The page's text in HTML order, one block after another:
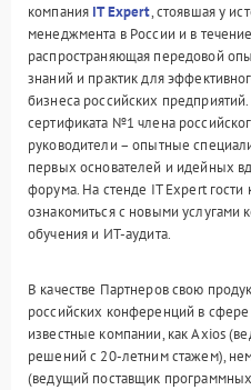
компания IT Expert, стоявшая у
менеджмента в России и в
распространяющая передовой
знаний и практик для
бизнеса российских
сертификата №1 члена
руководители – опытные
первых основателей и идейных
форума. На стенде IT Expert
ознакомиться с новыми услугами
обучения и ИТ-аудита.
В качестве Партнеров свою
российских конференций в сфере
известные компании, как Axios
решений с 20-летним стажем),
(ведущий поставщик